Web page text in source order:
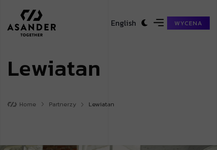
English WYCENA
Lewiatan
Home Partnerzy Lewiatan